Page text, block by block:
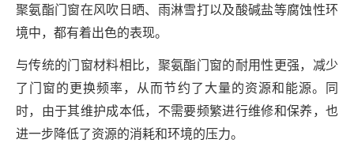
聚氨酯门窗在风吹日晒、雨淋雪打以及酸碱盐等腐蚀性环
境中，都有着出色的表现。
与传统的门窗材料相比，聚氨酯门窗的耐用性更强，减少
了门窗的更换频率，从而节约了大量的资源和能源。同
时，由于其维护成本低，不需要频繁进行维修和保养，也
进一步降低了资源的消耗和环境的压力。